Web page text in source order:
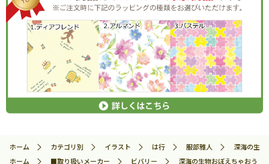
ホーム カテゴリ別 イラスト は行 服部雅人
深海の生
ホーム
■取り扱いメーカー ビバリー
深海の生物おぼえちゃおう